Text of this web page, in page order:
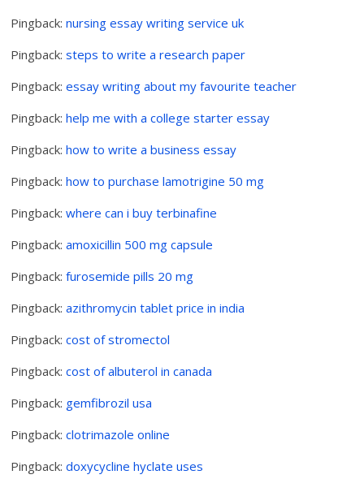
Pingback:nursing essay writing service uk
Pingback:steps to write a research paper
Pingback:essay writing about my favourite teacher
Pingback:help me with a college starter essay
Pingback:how to write a business essay
Pingback:how to purchase lamotrigine 50 mg
Pingback:where can i buy terbinafine
Pingback:amoxicillin 500 mg capsule
Pingback:furosemide pills 20 mg
Pingback:azithromycin tablet price in india
Pingback:cost of stromectol
Pingback:cost of albuterol in canada
Pingback: gemfibrozil usa
Pingback:clotrimazole online
Pingback:doxycycline hyclate uses